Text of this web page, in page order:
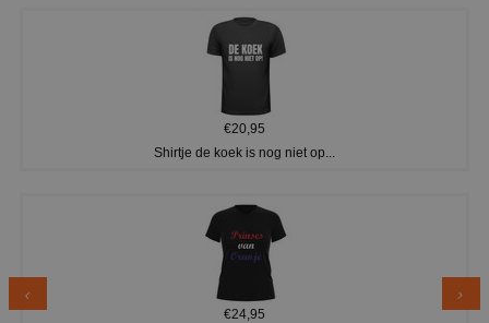
€20,95
Shirtje de koek is nog niet op...
€24,95